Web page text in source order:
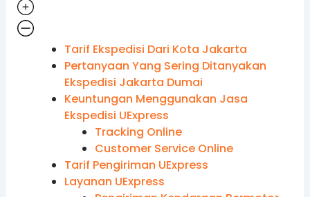
Tarif Ekspedisi Dari Kota Jakarta
Pertanyaan Yang Sering Ditanyakan
Ekspedisi Jakarta Dumai
Keuntungan Menggunakan Jasa
Ekspedisi UExpress
Tracking Online
Customer Service Online
Tarif Pengiriman UExpress
Layanan UExpress